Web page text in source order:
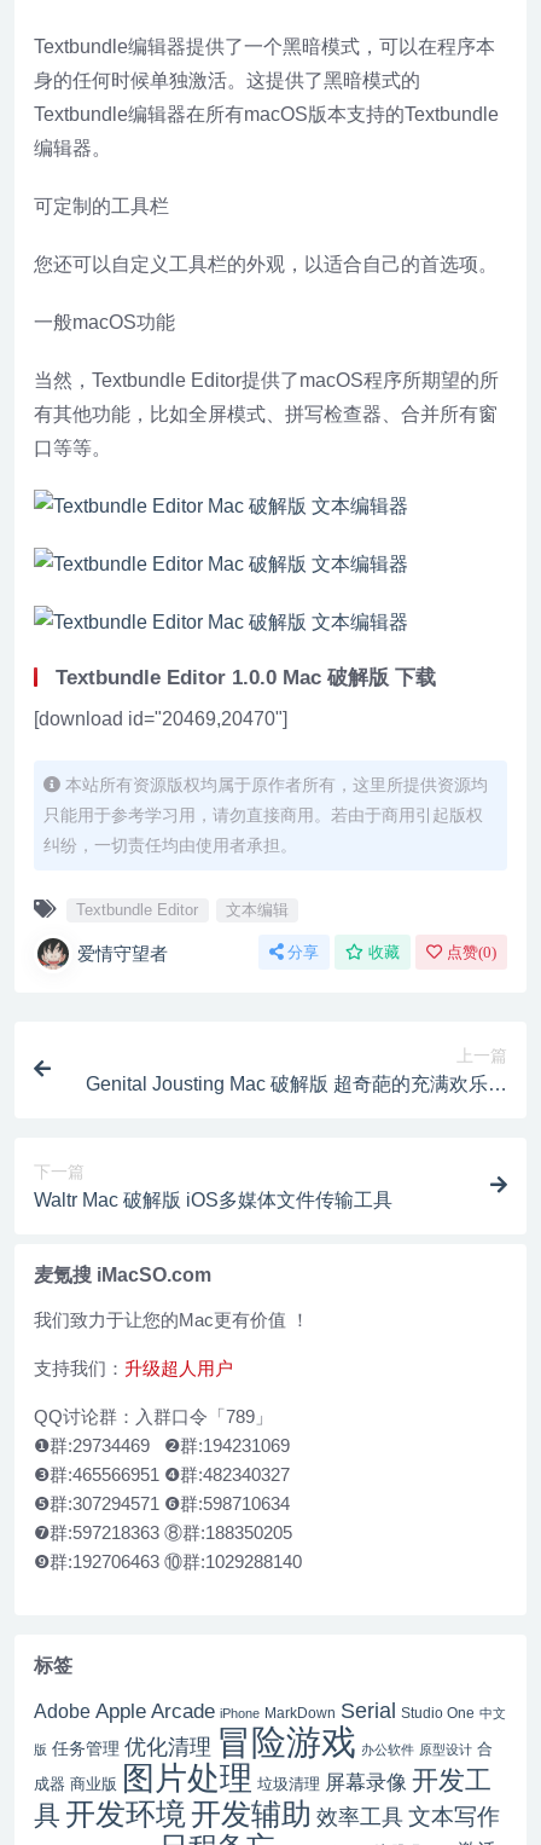
Textbundle编辑器提供了一个黑暗模式，可以在程序本
身的任何时候单独激活。这提供了黑暗模式的
Textbundle编辑器在所有macOS版本支持的Textbundle
编辑器。
可定制的工具栏
您还可以自定义工具栏的外观，以适合自己的首选项。
一般macOS功能
当然，Textbundle Editor提供了macOS程序所期望的所
有其他功能，比如全屏模式、拼写检查器、合并所有窗
口等等。
Textbundle Editor 1.0.0 Mac 破解版 下载
[download id="20469,20470"]
本站所有资源版权均属于原作者所有，这里所提供资源均
只能用于参考学习用，请勿直接商用。若由于商用引起版权
纠纷，一切责任均由使用者承担。
Textbundle Editor 文本编辑
爱情守望者 分享 收藏 点赞(0)
上一篇
Genital Jousting Mac 破解版 超奇葩的充满欢乐和
下一篇
Waltr Mac 破解版 iOS多媒体文件传输工具
麦氪搜 iMacSO.com
我们致力于让您的Mac更有价值 ！
支持我们： 升级超人用户
QQ讨论群：入群口令「789」
❶群:29734469 ❷群:194231069
❸群:465566951 ❹群:482340327
❺群:307294571 ❻群:598710634
❼群:597218363 ⑧群:188350205
❾群:192706463 ⑩群:1029288140
标签
Adobe Apple Arcade iPhone MarkDown Serial Studio One 中文
版 任务管理 优化清理 冒险游戏 办公软件 原型设计 合
成器 商业版 图片处理 垃圾清理 屏幕录像 开发工
具 开发环境开发辅助 效率工具 文本写作